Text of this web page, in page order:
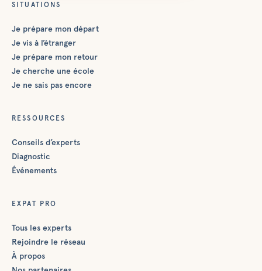
SITUATIONS
Je prépare mon départ
Je vis à l’étranger
Je prépare mon retour
Je cherche une école
Je ne sais pas encore
RESSOURCES
Conseils d’experts
Diagnostic
Événements
EXPAT PRO
Tous les experts
Rejoindre le réseau
À propos